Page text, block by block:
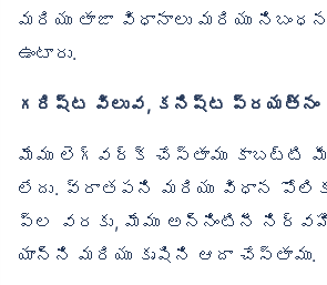
మరియు తాజా విధానాలు మరియు
ఉంటారు.
గరిష్ట విలువ, కనిష్ట ప్రయత్నం
మేము లెగ్‌వర్క్ చేస్తాము కాబట్టి
లేదు. వ్రాతపని మరియు విధాన
ప్‌ల వరకు, మేము అన్నింటినీ
యాన్ని మరియు కృషిని ఆదా చేస్తాము.